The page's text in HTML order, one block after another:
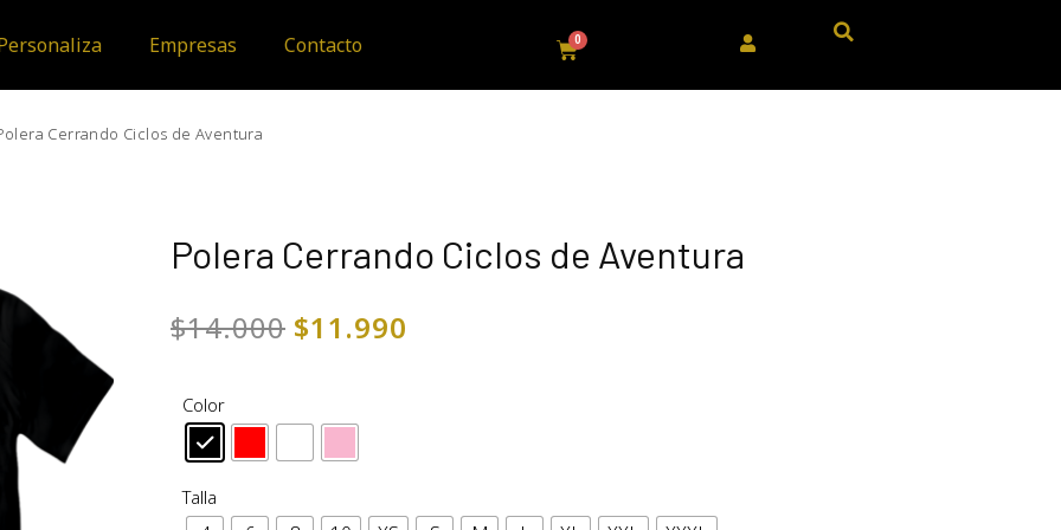
Empresas Contacto
Cerrando Ciclos de Aventura
Polera Cerrando Ciclos de Aventura
$14.000 $11.990
Color
Talla